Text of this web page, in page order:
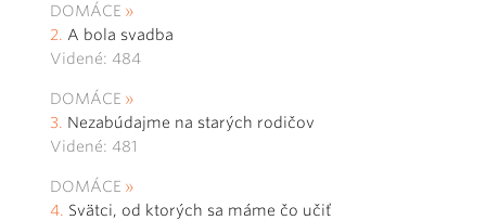
DOMÁCE
A bola svadba
Videné: 484
DOMÁCE
Nezabúdajme na starých rodičov
Videné: 481
DOMÁCE
Svätci, od ktorých sa máme čo učiť